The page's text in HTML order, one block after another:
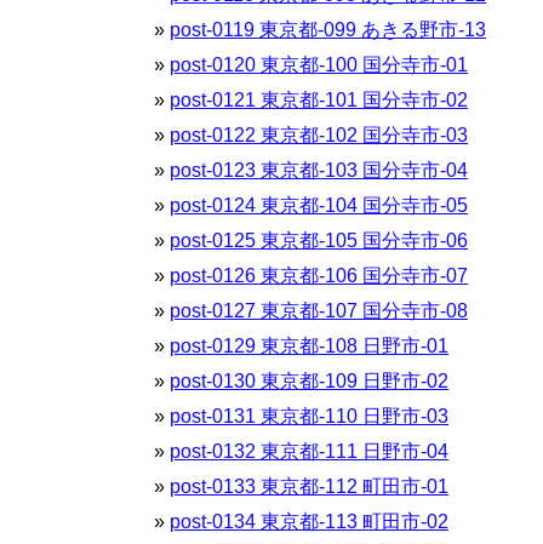
post-0119 東京都-099 あきる野市-13
post-0120 東京都-100 国分寺市-01
post-0121 東京都-101 国分寺市-02
post-0122 東京都-102 国分寺市-03
post-0123 東京都-103 国分寺市-04
post-0124 東京都-104 国分寺市-05
post-0125 東京都-105 国分寺市-06
post-0126 東京都-106 国分寺市-07
post-0127 東京都-107 国分寺市-08
post-0129 東京都-108 日野市-01
post-0130 東京都-109 日野市-02
post-0131 東京都-110 日野市-03
post-0132 東京都-111 日野市-04
post-0133 東京都-112 町田市-01
post-0134 東京都-113 町田市-02